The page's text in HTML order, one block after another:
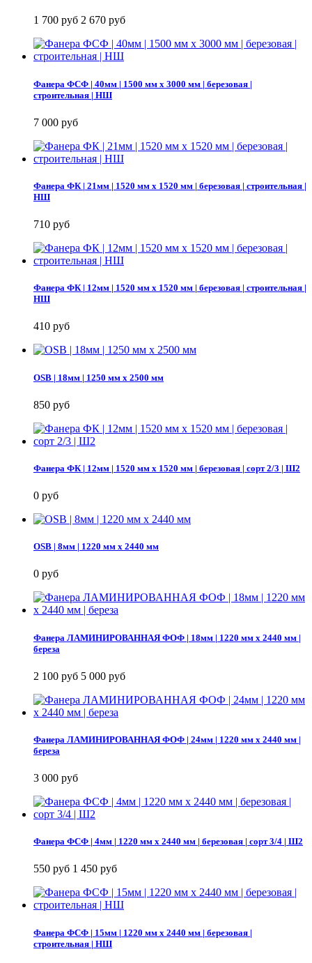
1 700 руб 2 670 руб
Фанера ФСФ | 40мм | 1500 мм х 3000 мм | березовая |
строительная | НШ
7 000 руб
Фанера ФК | 21мм | 1520 мм х 1520 мм | березовая | строительная |
НШ
710 руб
Фанера ФК | 12мм | 1520 мм х 1520 мм | березовая | строительная |
НШ
410 руб
OSB | 18мм | 1250 мм х 2500 мм
850 руб
Фанера ФК | 12мм | 1520 мм х 1520 мм | березовая | сорт 2/3 | Ш2
0 руб
OSB | 8мм | 1220 мм х 2440 мм
0 руб
Фанера ЛАМИНИРОВАННАЯ ФОФ | 18мм | 1220 мм х 2440 мм |
береза
2 100 руб 5 000 руб
Фанера ЛАМИНИРОВАННАЯ ФОФ | 24мм | 1220 мм х 2440 мм |
береза
3 000 руб
Фанера ФСФ | 4мм | 1220 мм х 2440 мм | березовая | сорт 3/4 | Ш2
550 руб 1 450 руб
Фанера ФСФ | 15мм | 1220 мм х 2440 мм | березовая |
строительная | НШ